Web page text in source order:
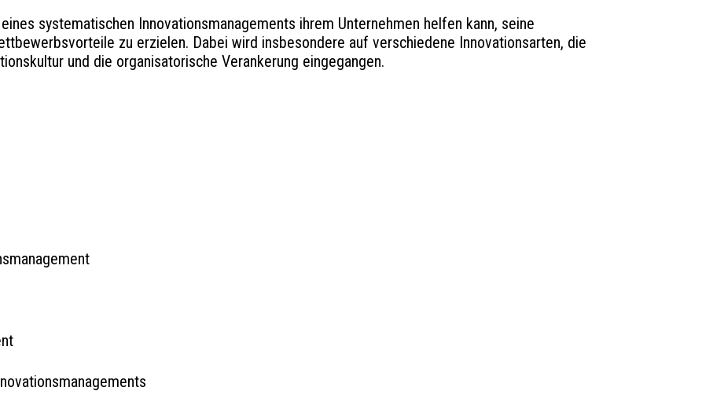
systematischen Innovationsmanagements ihrem Unternehmen helfen kann, seine
zu erzielen. Dabei wird insbesondere auf verschiedene Innovationsarten, die
und die organisatorische Verankerung eingegangen.